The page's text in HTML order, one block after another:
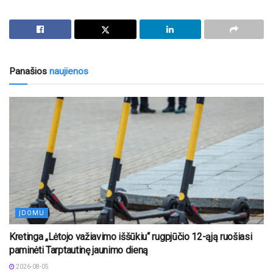
Panašios naujienos
ĮDOMU
Kretinga „Lėtojo važiavimo iššūkiu“ rugpjūčio 12-ąją ruošiasi
paminėti Tarptautinę jaunimo dieną
2026-08-05